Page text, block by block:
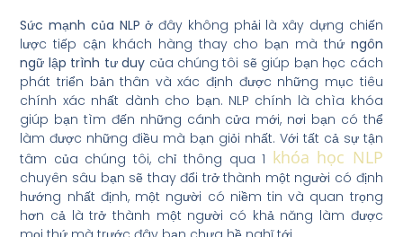
Sức mạnh của NLP ở đây không phải là xây dựng chiến
lược tiếp cận khách hàng thay cho bạn mà thứ ngôn
ngữ lập trình tư duy của chúng tôi sẽ giúp bạn học cách
phát triển bản thân và xác định được những mục tiêu
chính xác nhất dành cho bạn. NLP chính là chìa khóa
giúp bạn tìm đến những cánh cửa mới, nơi bạn có thể
làm được những điều mà bạn giỏi nhất. Với tất cả sự tận
tâm của chúng tôi, chỉ thông qua 1 khóa học NLP
chuyên sâu bạn sẽ thay đổi trở thành một người có định
hướng nhất định, một người có niềm tin và quan trọng
hơn cả là trở thành một người có khả năng làm được